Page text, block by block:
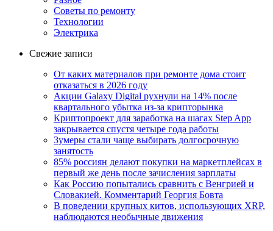
Советы по ремонту
Технологии
Электрика
Свежие записи
От каких материалов при ремонте дома стоит
отказаться в 2026 году
Акции Galaxy Digital рухнули на 14% после
квартального убытка из-за крипторынка
Криптопроект для заработка на шагах Step App
закрывается спустя четыре года работы
Зумеры стали чаще выбирать долгосрочную
занятость
85% россиян делают покупки на маркетплейсах в
первый же день после зачисления зарплаты
Как Россию попытались сравнить с Венгрией и
Словакией. Комментарий Георгия Бовта
В поведении крупных китов, использующих XRP,
наблюдаются необычные движения